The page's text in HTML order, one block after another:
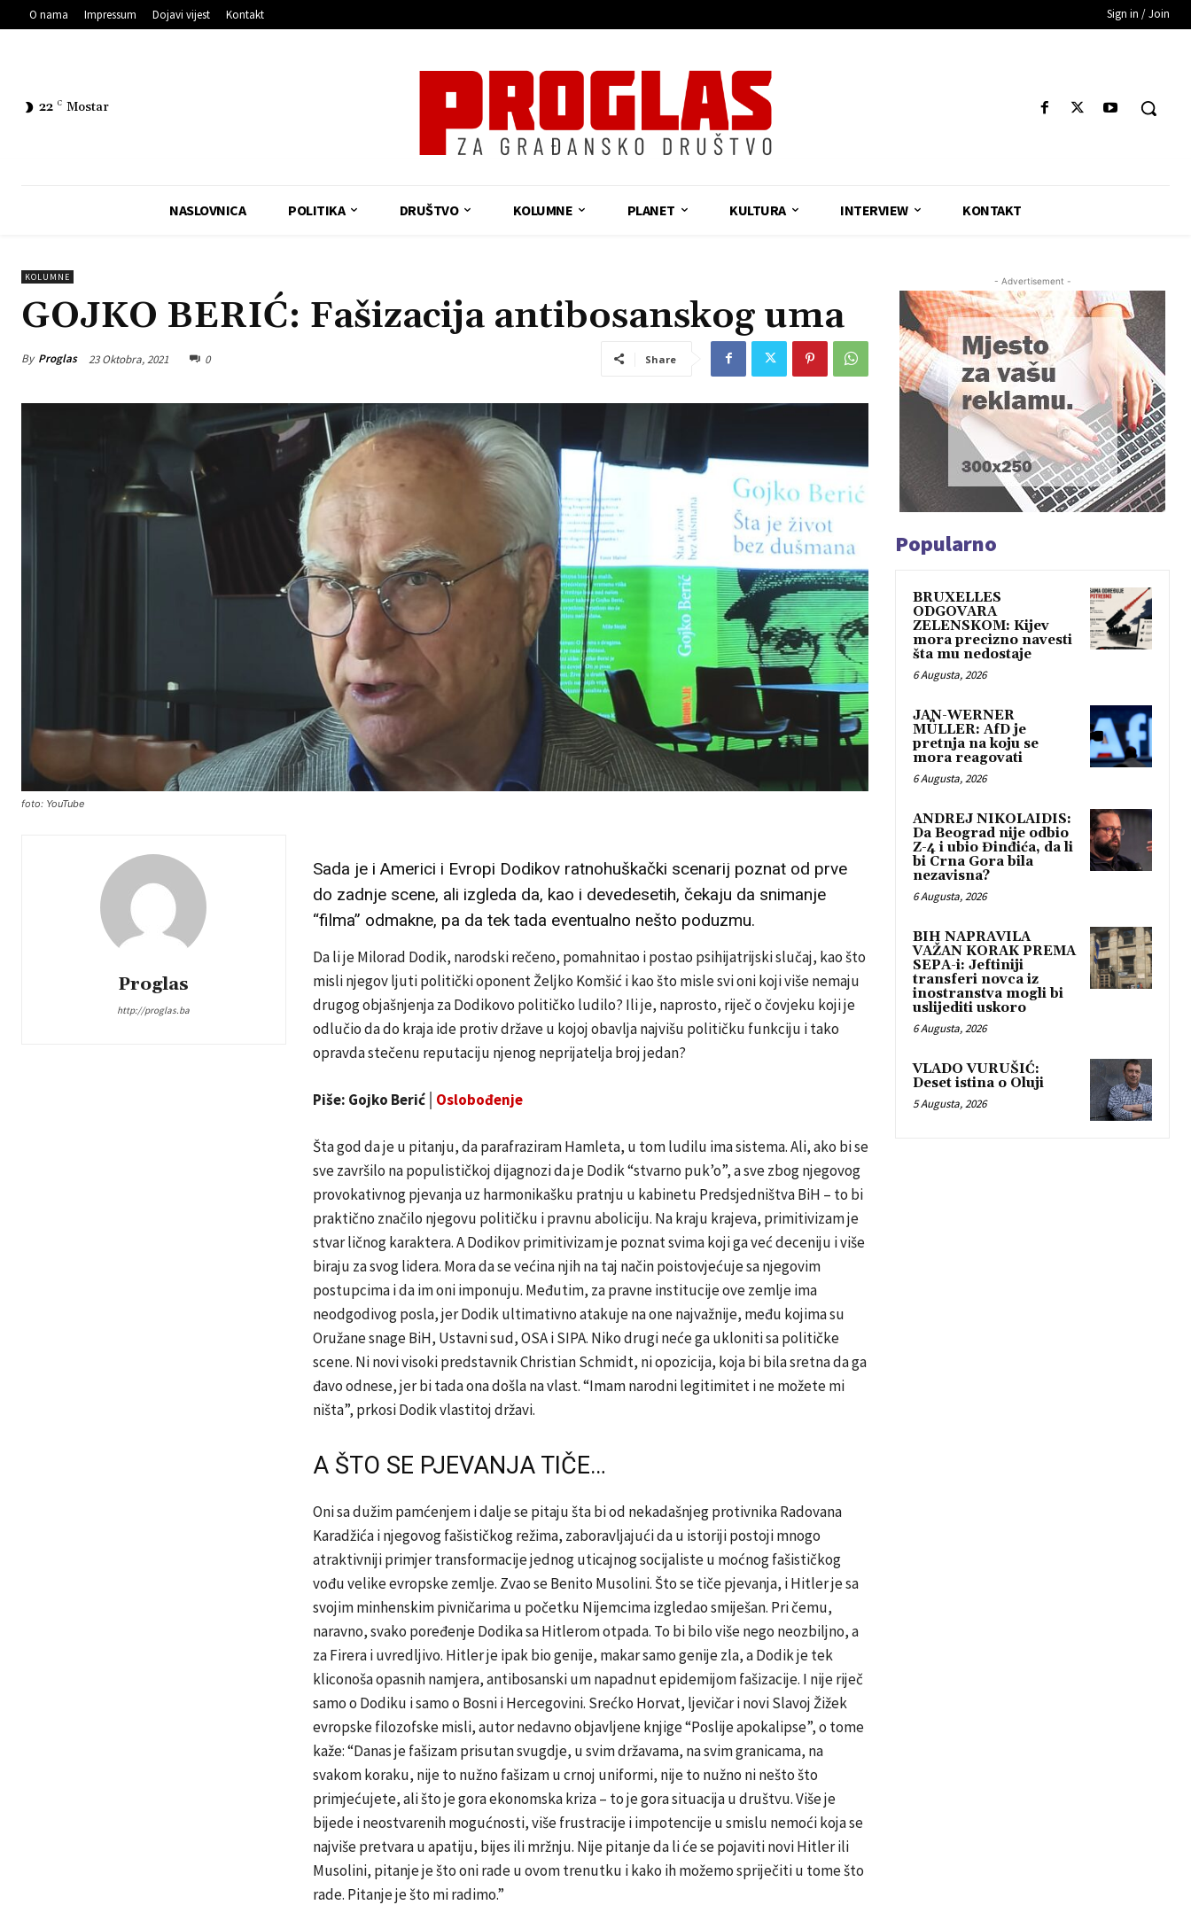
O nama Impressum Dojavi vijest Kontakt Sign in / Join
22 C Mostar
NASLOVNICA POLITIKA DRUŠTVO KOLUMNE PLANET KULTURA INTERVIEW KONTAKT
KOLUMNE
GOJKO BERIĆ: Fašizacija antibosanskog uma
By Proglas 23 Oktobra, 2021 0 Share
foto: YouTube
Proglas
http://proglas.ba
Sada je i Americi i Evropi Dodikov ratnohuškački scenarij poznat od prve
do zadnje scene, ali izgleda da, kao i devedesetih, čekaju da snimanje
“filma” odmakne, pa da tek tada eventualno nešto poduzmu.
Da li je Milorad Dodik, narodski rečeno, pomahnitao i postao psihijatrijski slučaj, kao što
misli njegov ljuti politički oponent Željko Komšić i kao što misle svi oni koji više nemaju
drugog objašnjenja za Dodikovo političko ludilo? Ili je, naprosto, riječ o čovjeku koji je
odlučio da do kraja ide protiv države u kojoj obavlja najvišu političku funkciju i tako
opravda stečenu reputaciju njenog neprijatelja broj jedan?
Piše: Gojko Berić│ Oslobođenje
Šta god da je u pitanju, da parafraziram Hamleta, u tom ludilu ima sistema. Ali, ako bi se
sve završilo na populističkoj dijagnozi da je Dodik “stvarno puk’o”, a sve zbog njegovog
provokativnog pjevanja uz harmonikašku pratnju u kabinetu Predsjedništva BiH – to bi
praktično značilo njegovu političku i pravnu aboliciju. Na kraju krajeva, primitivizam je
stvar ličnog karaktera. A Dodikov primitivizam je poznat svima koji ga već deceniju i više
biraju za svog lidera. Mora da se većina njih na taj način poistovjećuje sa njegovim
postupcima i da im oni imponuju. Međutim, za pravne institucije ove zemlje ima
neodgodivog posla, jer Dodik ultimativno atakuje na one najvažnije, među kojima su
Oružane snage BiH, Ustavni sud, OSA i SIPA. Niko drugi neće ga ukloniti sa političke
scene. Ni novi visoki predstavnik Christian Schmidt, ni opozicija, koja bi bila sretna da ga
đavo odnese, jer bi tada ona došla na vlast. “Imam narodni legitimitet i ne možete mi
ništa”, prkosi Dodik vlastitoj državi.
A ŠTO SE PJEVANJA TIČE…
Oni sa dužim pamćenjem i dalje se pitaju šta bi od nekadašnjeg protivnika Radovana
Karadžića i njegovog fašističkog režima, zaboravljajući da u istoriji postoji mnogo
atraktivniji primjer transformacije jednog uticajnog socijaliste u moćnog fašističkog
vođu velike evropske zemlje. Zvao se Benito Musolini. Što se tiče pjevanja, i Hitler je sa
svojim minhenskim pivničarima u početku Nijemcima izgledao smiješan. Pri čemu,
naravno, svako poređenje Dodika sa Hitlerom otpada. To bi bilo više nego neozbiljno, a
za Firera i uvredljivo. Hitler je ipak bio genije, makar samo genije zla, a Dodik je tek
kliconoša opasnih namjera, antibosanski um napadnut epidemijom fašizacije. I nije riječ
samo o Dodiku i samo o Bosni i Hercegovini. Srećko Horvat, ljevičar i novi Slavoj Žižek
evropske filozofske misli, autor nedavno objavljene knjige “Poslije apokalipse”, o tome
kaže: “Danas je fašizam prisutan svugdje, u svim državama, na svim granicama, na
svakom koraku, nije to nužno fašizam u crnoj uniformi, nije to nužno ni nešto što
primjećujete, ali što je gora ekonomska kriza – to je gora situacija u društvu. Više je
bijede i neostvarenih mogućnosti, više frustracije i impotencije u smislu nemoći koja se
najviše pretvara u apatiju, bijes ili mržnju. Nije pitanje da li će se pojaviti novi Hitler ili
Musolini, pitanje je što oni rade u ovom trenutku i kako ih možemo spriječiti u tome što
rade. Pitanje je što mi radimo.”
- Advertisement -
Popularno
BRUXELLES
ODGOVARA
ZELENSKOM: Kijev
mora precizno navesti
šta mu nedostaje
6 Augusta, 2026
JAN-WERNER
MÜLLER: AfD je
pretnja na koju se
mora reagovati
6 Augusta, 2026
ANDREJ NIKOLAIDIS:
Da Beograd nije odbio
Z-4 i ubio Đinđića, da li
bi Crna Gora bila
nezavisna?
6 Augusta, 2026
BIH NAPRAVILA
VAŽAN KORAK PREMA
SEPA-i: Jeftiniji
transferi novca iz
inostranstva mogli bi
uslijediti uskoro
6 Augusta, 2026
VLADO VURUŠIĆ:
Deset istina o Oluji
5 Augusta, 2026